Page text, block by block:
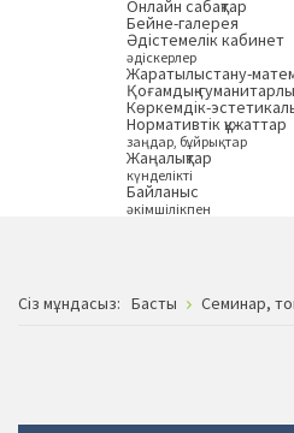
Онлайн сабақтар
Бейне-галерея
Әдістемелік кабинет
әдіскерлер
Жаратылыстану-
Қоғамдық-
Көркемдік-
Нормативтік құжаттар
заңдар, бұйрықтар
Жаңалықтар
күнделікті
Байланыс
әкімшілікпен
Сiз мұндасыз: Басты Семинар,